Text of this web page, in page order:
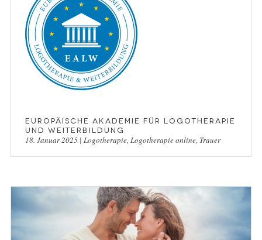
Europäische Akademie für Logotherapie
und Weiterbildung
18. Januar 2025| Logotherapie, Logotherapie online, Trauer